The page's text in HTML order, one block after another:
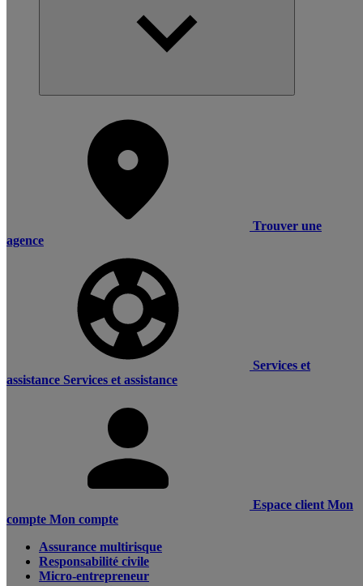
Trouver une
agence
Services et
assistance Services et assistance
Espace client Mon
compte Mon compte
Assurance multirisque
Responsabilité civile
Micro-entrepreneur